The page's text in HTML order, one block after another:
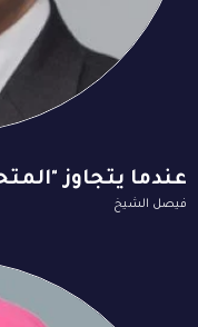
عندما يتجاوز
فيصل الشيخ